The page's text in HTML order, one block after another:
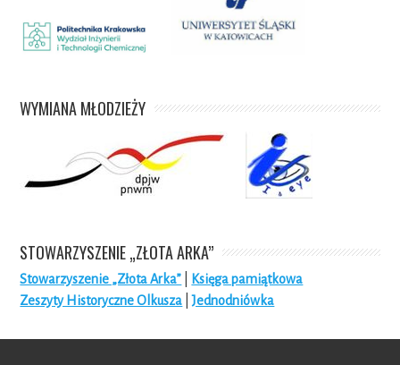
WYMIANA MŁODZIEŻY
STOWARZYSZENIE „ZŁOTA ARKA”
Stowarzyszenie „Złota Arka”
Księga pamiątkowa
Zeszyty Historyczne Olkusza |Jednodniówka